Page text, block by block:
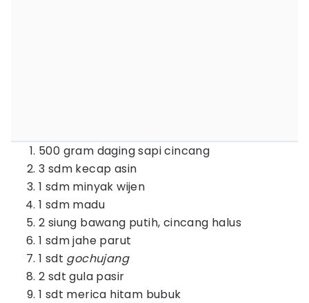
500 gram daging sapi cincang
3 sdm kecap asin
1 sdm minyak wijen
1 sdm madu
2 siung bawang putih, cincang halus
1 sdm jahe parut
1 sdt gochujang
2 sdt gula pasir
1 sdt merica hitam bubuk